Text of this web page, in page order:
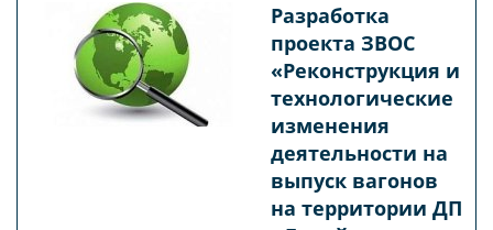
Разработка
проекта ЗВОС
«Реконструкция и
технологические
изменения
деятельности на
выпуск вагонов
на территории ДП